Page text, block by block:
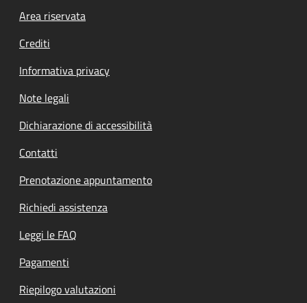
Footer menu
Area riservata
Crediti
Informativa privacy
Note legali
Dichiarazione di accessibilità
Contatti
Prenotazione appuntamento
Richiedi assistenza
Leggi le FAQ
Pagamenti
Riepilogo valutazioni